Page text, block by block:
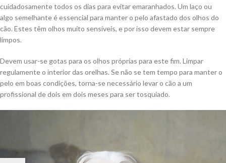
cuidadosamente todos os dias para evitar emaranhados. Um laço ou
algo semelhante é essencial para manter o pelo afastado dos olhos do
cão. Estes têm olhos muito sensíveis, e por isso devem estar sempre
limpos.
Devem usar-se gotas para os olhos próprias para este fim. Limpar
regulamente o interior das orelhas. Se não se tem tempo para manter o
pelo em boas condições, torna-se necessário levar o cão a um
profissional de dois em dois meses para ser tosquiado.